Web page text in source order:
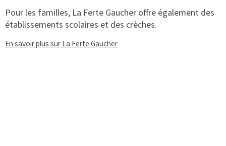
Pour les familles, La Ferte Gaucher offre également des
établissements scolaires et des crèches.
En savoir plus sur La Ferte Gaucher